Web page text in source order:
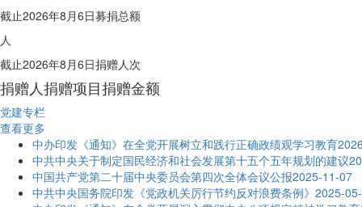
截止2026年8月6日募捐总额
人
截止2026年8月6日捐赠人次
捐赠人捐赠项目捐赠金额
党建专栏
查看更多
中办印发《通知》在全党开展树立和践行正确政绩观学习教育
中共中央关于制定国民经济和社会发展第十五个五年规划的建议
中国共产党第二十届中央委员会第四次全体会议公报2025-11-07
中共中央国务院印发《党政机关厉行节约反对浪费条例》 2025-